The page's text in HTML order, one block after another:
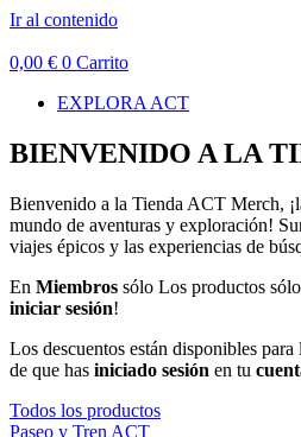
Ir al contenido
0,00 € 0 Carrito
EXPLORA ACT
BIENVENIDO A LA
Bienvenido a la Tienda ACT Merch,
mundo de aventuras y exploración!
viajes épicos y las experiencias de
En Miembros sólo Los productos
iniciar sesión!
Los descuentos están disponibles para
de que has iniciado sesión en tu
Todos los productos
Paseo y Tren ACT